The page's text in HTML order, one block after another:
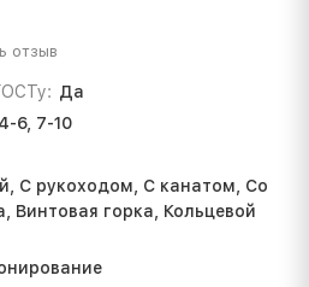
отзыв
Да
4-6, 7-10
С рукоходом, С канатом, Со
Винтовая горка, Кольцевой